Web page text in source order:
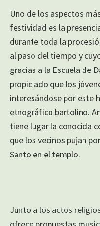
Uno de los aspectos
festividad es la
durante toda la
al paso del tiempo y
gracias a la Escuela de
propiciado que los
interesándose por este
etnográfico bartolino.
tiene lugar la conocida
que los vecinos pujan
Santo en el templo.
Junto a los actos
ofrece propuestas